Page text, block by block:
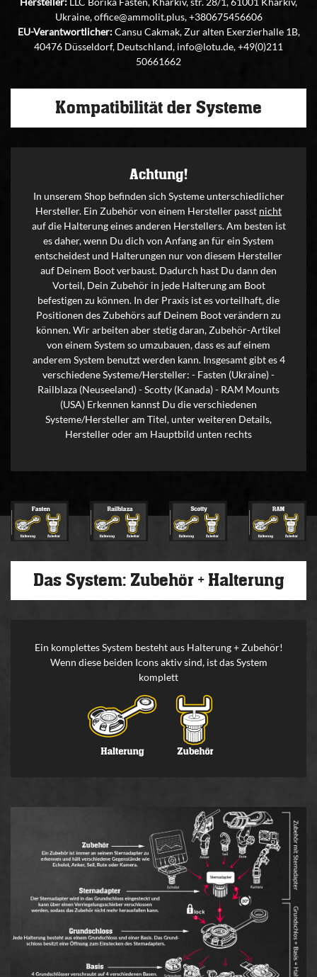
Ukraine, office@ammolit.plus, +380675456606
EU-Verantwortlicher:Cansu Cakmak, Zur alten Exerzierhalle 1B,
40476 Düsseldorf, Deutschland, info@lotu.de, +49(0)211
50661662
Kompatibilität der Systeme
Achtung!
In unserem Shop befinden sich Systeme unterschiedlicher
Hersteller. Ein Zubehör von einem Hersteller passt nicht
auf die Halterung eines anderen Herstellers. Am besten ist
es daher, wenn Du dich von Anfang an für ein System
entscheidest und Halterungen nur von diesem Hersteller
auf Deinem Boot verbaust. Dadurch hast Du dann den
Vorteil, Dein Zubehör in jede Halterung am Boot
befestigen zu können. In der Praxis ist es vorteilhaft, die
Positionen des Zubehörs auf Deinem Boot verändern zu
können. Wir arbeiten aber stetig daran, Zubehör-Artikel
von einem System so umzubauen, dass es auf einem
anderem System benutzt werden kann. Insgesamt gibt es 4
verschiedene Systeme/Hersteller: - Fasten (Ukraine) -
Railblaza (Neuseeland) - Scotty (Kanada) - RAM Mounts
(USA) Erkennen kannst Du die verschiedenen
Systeme/Hersteller am Titel, unter weiteren Details,
Hersteller oder am Hauptbild unten rechts
Das System: Zubehör + Halterung
Ein komplettes System besteht aus Halterung + Zubehör!
Wenn diese beiden Icons aktiv sind, ist das System
komplett